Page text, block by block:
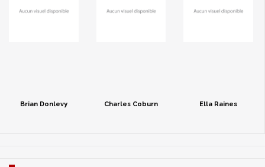
Brian Donlevy Charles Coburn Ella Raines